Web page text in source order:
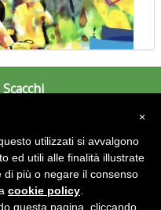
Tiziano Pesce al CN Uisp
×
utilizzati si avvalgono
ed utili alle finalità illustrate
di più o negare il consenso
cookie policy
questa pagina, cliccando